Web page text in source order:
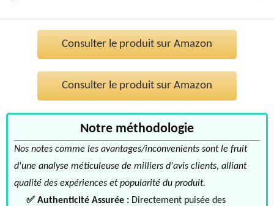
Consulter le produit sur Amazon
Consulter le produit sur Amazon
Notre méthodologie
Nos notes comme les avantages/inconvenients sont le fruit
d'une analyse méticuleuse de milliers d'avis clients, alliant
qualité des expériences et popularité du produit.
✅ Authenticité Assurée : Directement puisée des